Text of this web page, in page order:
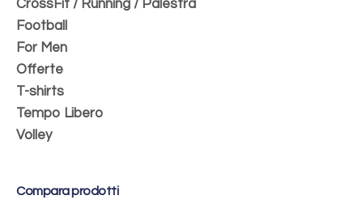
CrossFit / Running / Palestra
Football
For Men
Offerte
T-shirts
Tempo Libero
Volley
Compara prodotti